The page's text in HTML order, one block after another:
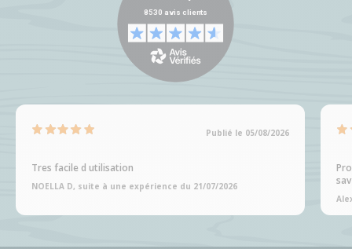
Publié le 05/08/2026
Tres facile d utilisation
NOELLA D, suite à une expérience du 21/07/2026